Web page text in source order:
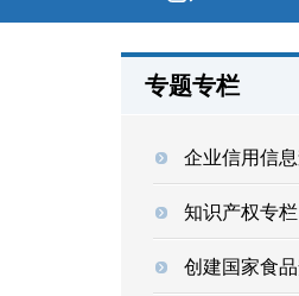
专题专栏
企业信用信
知识产权专栏
创建国家食